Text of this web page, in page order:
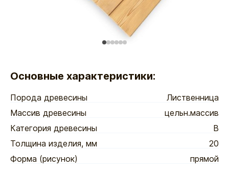
Основные характеристики:
Порода древесины
Лиственница
Массив древесины
цельн.массив
Категория древесины
В
Толщина изделия, мм
20
Форма (рисунок)
прямой